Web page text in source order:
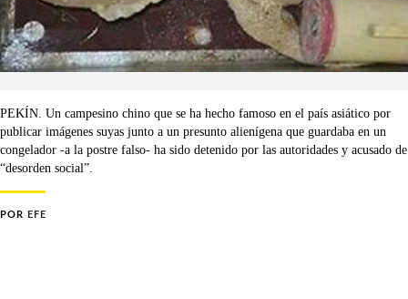
PEKÍN. Un campesino chino que se ha hecho famoso en el país asiático por
publicar imágenes suyas junto a un presunto alienígena que guardaba en un
congelador -a la postre falso- ha sido detenido por las autoridades y acusado de
“desorden social”.
POR EFE